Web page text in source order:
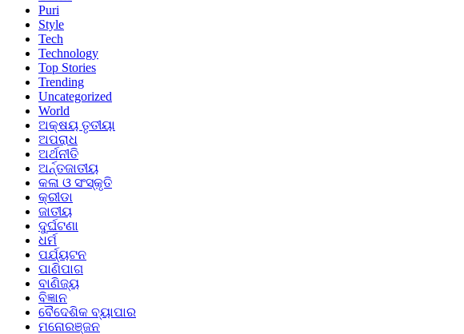
Puri
Style
Tech
Technology
Top Stories
Trending
Uncategorized
World
ଅକ୍ଷୟ ତୃତୀୟା
ଅପରାଧ
ଅର୍ଥନୀତି
ଅର୍ନ୍ତଜାତୀୟ
କଳା ଓ ସଂସ୍କୃତି
କ୍ରୀଡା
ଜାତୀୟ
ଦୁର୍ଘଟଣା
ଧର୍ମ
ପର୍ଯ୍ୟଟନ
ପାଣିପାଗ
ବାଣିଜ୍ୟ
ବିଜ୍ଞାନ
ବୈଦେଶିକ ବ୍ୟାପାର
ମନୋରଞ୍ଜନ